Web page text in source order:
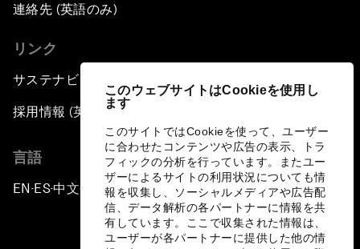
このウェブサイトはCookieを使用し
ます
このサイトではCookieを使って、ユーザー
に合わせたコンテンツや広告の表示、トラ
フィックの分析を行っています。またユー
ザーによるサイトの利用状況についても情
報を収集し、ソーシャルメディアや広告配
信、データ解析の各パートナーに情報を共
有しています。ここで収集された情報は、
ユーザーが各パートナーに提供した他の情
連絡先 (英語のみ)
リンク
サステナビリティへの取り組み
採用情報 (英語のみ)
言語
EN ▪ES▪中文▪ 日本語